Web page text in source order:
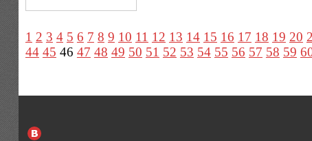
1 2 3 4 5 6 7 8 9 10 11 12 13 14 15 16 17 18 19 20
44 45 46 47 48 49 50 51 52 53 54 55 56 57 58 59